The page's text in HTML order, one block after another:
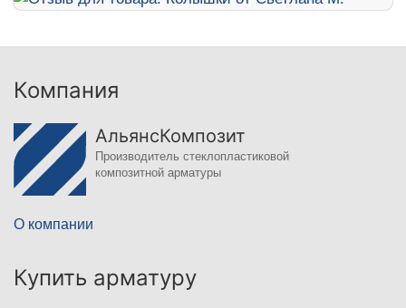
Компания
АльянсКомпозит
Производитель стеклопластиковой
композитной арматуры
О компании
Купить арматуру